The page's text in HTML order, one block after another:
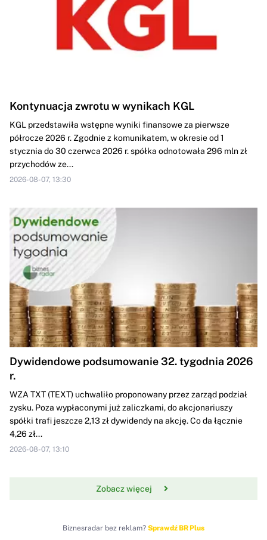
Kontynuacja zwrotu w wynikach KGL
KGL przedstawiła wstępne wyniki finansowe za pierwsze
półrocze 2026 r. Zgodnie z komunikatem, w okresie od 1
stycznia do 30 czerwca 2026 r. spółka odnotowała 296 mln zł
przychodów ze...
2026-08-07, 13:30
Dywidendowe podsumowanie 32. tygodnia 2026
r.
WZA TXT (TEXT) uchwaliło proponowany przez zarząd podział
zysku. Poza wypłaconymi już zaliczkami, do akcjonariuszy
spółki trafi jeszcze 2,13 zł dywidendy na akcję. Co da łącznie
4,26 zł...
2026-08-07, 13:10
Zobacz więcej
Biznesradar bez reklam? Sprawdź BR Plus